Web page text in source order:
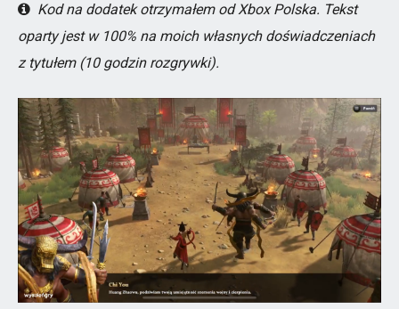
Kod na dodatek otrzymałem od Xbox Polska. Tekst
oparty jest w 100% na moich własnych doświadczeniach
z tytułem (10 godzin rozgrywki).